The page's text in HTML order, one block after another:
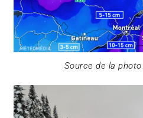
Source de la